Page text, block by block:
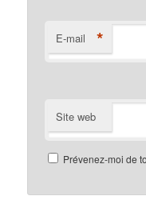
E-mail *
Site web
Prévenez-moi de